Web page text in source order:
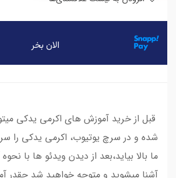
قبل از خرید آموزش های اکرمی یدکی
شده و در سرچ یوتیوب، اکرمی یدکی را
ما بالا بیاید،بعد از دیدن ویدئو ها با
آشنا میشوید و متوجه خواهید شد چقدر